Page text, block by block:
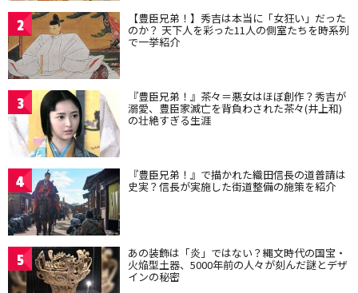
2 【豊臣兄弟！】秀吉は本当に「女狂い」だった
のか？ 天下人を彩った11人の側室たちを時系列
で一挙紹介
3 『豊臣兄弟！』茶々＝悪女はほぼ創作？秀吉が
溺愛、豊臣家滅亡を背負わされた茶々(井上和)
の壮絶すぎる生涯
4 『豊臣兄弟！』で描かれた織田信長の道普請は
史実？信長が実施した街道整備の施策を紹介
5 あの装飾は「炎」ではない？縄文時代の国宝・
火焔型土器、5000年前の人々が刻んだ謎とデザ
インの秘密